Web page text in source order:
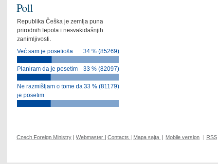
Poll
Republika Češka je zemlja puna
prirodnih lepota i nesvakidašnjih
zanimljivosti.
34 % (85269)
Već sam je posetio/la
33 % (82097)
Planiram da je posetim
33 % (81179)
Ne razmišljam o tome da
je posetim
Czech Foreign Ministry | Webmaster | Contacts | Mapa sajta | Mobile version | RSS